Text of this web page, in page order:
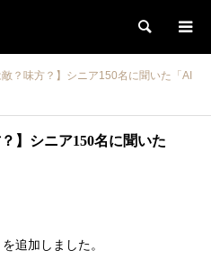
検索
敵？味方？】シニア150名に聞いた「AI
】シニア150名に聞いた
追加しました。